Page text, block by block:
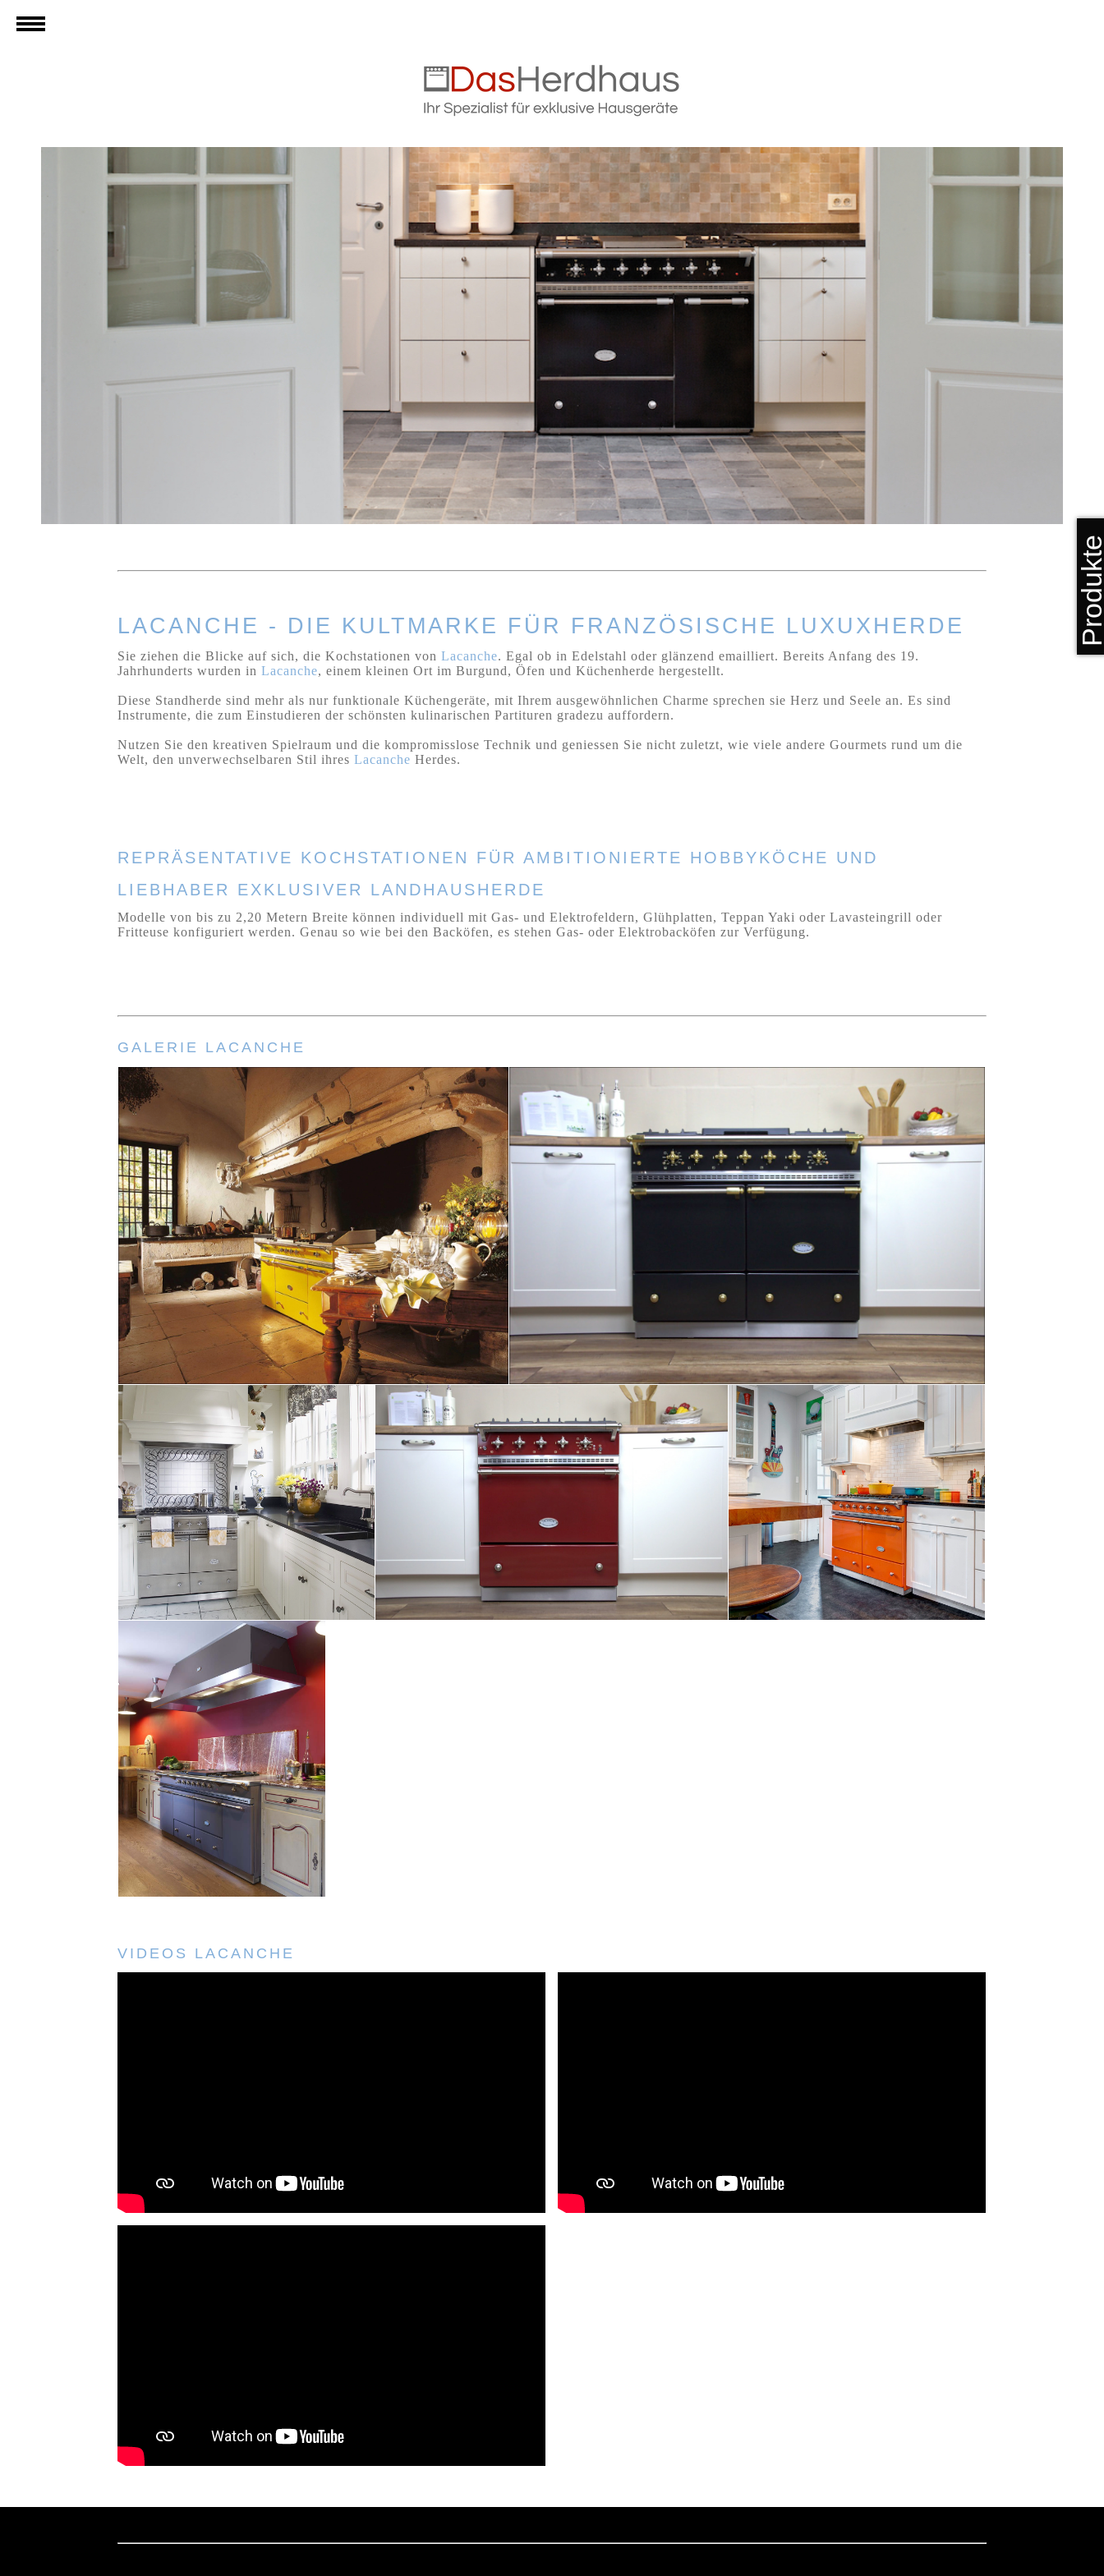
LACANCHE - DIE KULTMARKE FÜR FRANZÖSISCHE LUXUXHERDE
Sie ziehen die Blicke auf sich, die Kochstationen vonLacanche. Egal ob in Edelstahl oder glänzend emailliert. Bereits Anfang des 19.
Jahrhunderts wurden inLacanche, einem kleinen Ort im Burgund, Öfen und Küchenherde hergestellt.
Diese Standherde sind mehr als nur funktionale Küchengeräte, mit Ihrem ausgewöhnlichen Charme sprechen sie Herz und Seele an. Es sind
Instrumente, die zum Einstudieren der schönsten kulinarischen Partituren gradezu auffordern.
Nutzen Sie den kreativen Spielraum und die kompromisslose Technik und geniessen Sie nicht zuletzt, wie viele andere Gourmets rund um die
Welt, den unverwechselbaren Stil ihresLacanche Herdes.
REPRÄSENTATIVE KOCHSTATIONEN FÜR AMBITIONIERTE HOBBYKÖCHE UND
LIEBHABER EXKLUSIVER LANDHAUSHERDE
Modelle von bis zu 2,20 Metern Breite können individuell mit Gas- und Elektrofeldern, Glühplatten, Teppan Yaki oder Lavasteingrill oder
Fritteuse konfiguriert werden. Genau so wie bei den Backöfen, es stehen Gas- oder Elektrobacköfen zur Verfügung.
GALERIE LACANCHE
VIDEOS LACANCHE